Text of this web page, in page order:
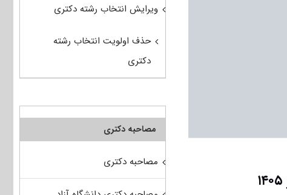
ویرایش انتخاب رشته دکتری
حذف اولویت انتخاب رشته
دکتری
مصاحبه دکتری
مصاحبه دکتری